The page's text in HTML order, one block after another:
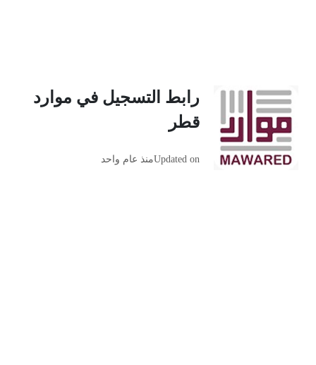
رابط التسجيل في موارد
قطر
Updated onمنذ عام واحد